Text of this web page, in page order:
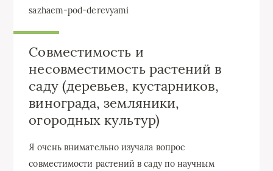
sazhaem-pod-derevyami
Совместимость и
несовместимость растений в
саду (деревьев, кустарников,
винограда, земляники,
огородных культур)
Я очень внимательно изучала вопрос
совместимости растений в саду по научным